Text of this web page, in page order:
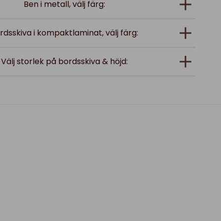
Ben i metall, välj färg:
i kompaktlaminat, välj färg:
Välj storlek på bordsskiva & höjd: